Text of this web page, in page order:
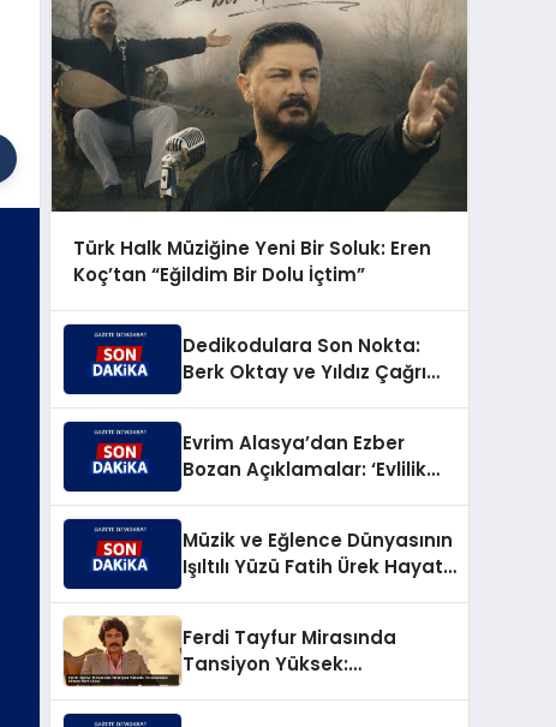
Türk Halk Müziğine Yeni Bir Soluk: Eren
Koç’tan “Eğildim Bir Dolu İçtim”
Dedikodulara Son Nokta:
Berk Oktay ve Yıldız Çağrı
Evrim Alasya’dan Ezber
Bozan Açıklamalar: ‘Evlilik
Müzik ve Eğlence Dünyasının
Işıltılı Yüzü Fatih Ürek Hayata
Ferdi Tayfur Mirasında
Tansiyon Yüksek: